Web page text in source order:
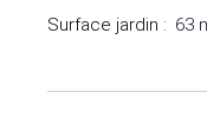
Surface jardin : 63